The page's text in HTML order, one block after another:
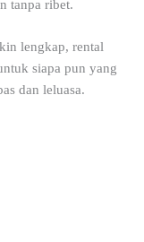
tanpa ribet.
lengkap, rental
siapa pun yang
dan leluasa.